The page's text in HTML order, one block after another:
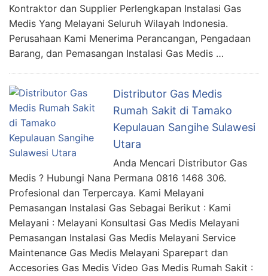
Kontraktor dan Supplier Perlengkapan Instalasi Gas
Medis Yang Melayani Seluruh Wilayah Indonesia.
Perusahaan Kami Menerima Perancangan, Pengadaan
Barang, dan Pemasangan Instalasi Gas Medis …
Distributor Gas Medis
Rumah Sakit di Tamako
Kepulauan Sangihe Sulawesi
Utara
Anda Mencari Distributor Gas
Medis ? Hubungi Nana Permana 0816 1468 306.
Profesional dan Terpercaya. Kami Melayani
Pemasangan Instalasi Gas Sebagai Berikut : Kami
Melayani : Melayani Konsultasi Gas Medis Melayani
Pemasangan Instalasi Gas Medis Melayani Service
Maintenance Gas Medis Melayani Sparepart dan
Accesories Gas Medis Video Gas Medis Rumah Sakit :